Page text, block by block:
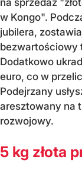
w Kongo".
jubilera,
bezwartościowy
Dodatkowo
euro, co w
Podejrzany
aresztowany na
rozwojowy.
5 kg złota